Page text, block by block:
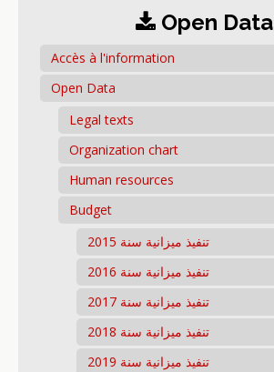
Open Data
Accès à l'information
Open Data
Legal texts
Organization chart
Human resources
Budget
تنفيذ ميزانية سنة 2015
تنفيذ ميزانية سنة 2016
تنفيذ ميزانية سنة 2017
تنفيذ ميزانية سنة 2018
تنفيذ ميزانية سنة 2019